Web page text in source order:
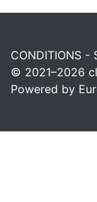
CONDITIONS -
© 2021–2026
Powered by